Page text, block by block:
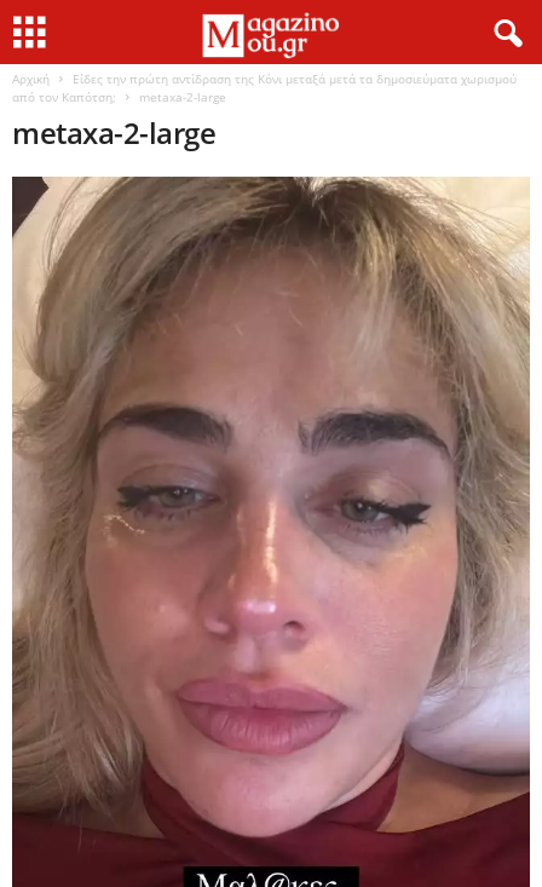
Αρχική
Είδες την πρώτη αντίδραση της Κόνι μεταξά μετά τα δημοσιεύματα χωρισμού
από τον Καπότση;
metaxa-2-large
metaxa-2-large